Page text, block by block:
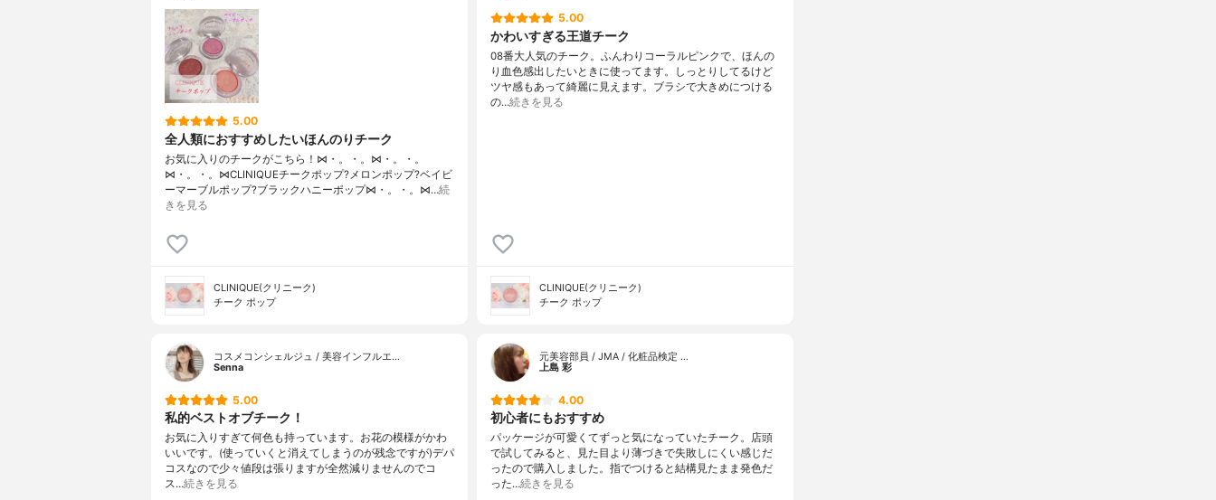
5.00
全人類におすすめしたいほんのりチーク
お気に入りのチークがこちら！⋈・。・。⋈・。・。
⋈・。・。⋈CLINIQUEチークポップ?メロンポップ?ベイビ
ーマーブルポップ?ブラックハニーポップ⋈・。・。⋈…続
きを見る
CLINIQUE(クリニーク)
チーク ポップ
5.00
かわいすぎる王道チーク
08番大人気のチーク。ふんわりコーラルピンクで、ほんの
り血色感出したいときに使ってます。しっとりしてるけど
ツヤ感もあって綺麗に見えます。ブラシで大きめにつける
の…続きを見る
CLINIQUE(クリニーク)
チーク ポップ
コスメコンシェルジュ / 美容インフルエ…
Senna
5.00
私的ベストオブチーク！
お気に入りすぎて何色も持っています。お花の模様がかわ
いいです。(使っていくと消えてしまうのが残念ですが)デパ
コスなので少々値段は張りますが全然減りませんのでコ
ス…続きを見る
元美容部員 / JMA / 化粧品検定 …
上島 彩
4.00
初心者にもおすすめ
パッケージが可愛くてずっと気になっていたチーク。店頭
で試してみると、見た目より薄づきで失敗しにくい感じだ
ったので購入しました。指でつけると結構見たまま発色だ
った…続きを見る